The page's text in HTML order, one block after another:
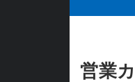
営業